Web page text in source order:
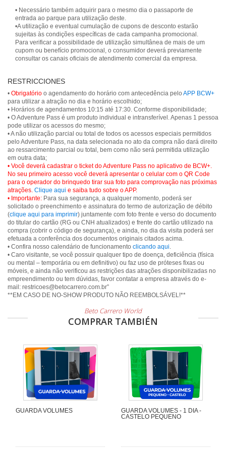
• Necessário também adquirir para o mesmo dia o passaporte de
entrada ao parque para utilização deste.
•A utilização e eventual cumulação de cupons de desconto estarão
sujeitas às condições específicas de cada campanha promocional.
Para verificar a possibilidade de utilização simultânea de mais de um
cupom ou benefício promocional, o consumidor deverá previamente
consultar os canais oficiais de atendimento comercial da empresa.
RESTRICCIONES
• Obrigatório o agendamento do horário com antecedência pelo APP BCW+
para utilizar a atração no dia e horário escolhido;
• Horários de agendamentos 10:15 até 17:30. Conforme disponibilidade;
• O Adventure Pass é um produto individual e intransferível. Apenas 1 pessoa
pode utilizar os acessos do mesmo;
• A não utilização parcial ou total de todos os acessos especiais permitidos
pelo Adventure Pass, na data selecionada no ato da compra não dará direito
ao ressarcimento parcial ou total, bem como não será permitida utilização
• Você deverá cadastrar o ticket do Adventure Pass no aplicativo de BCW+.
No seu primeiro acesso você deverá apresentar o celular com o QR Code
para o operador do brinquedo tirar sua foto para comprovação nas próximas
atrações. Clique aqui e saiba tudo sobre o APP.
• Importante: Para sua segurança, a qualquer momento, poderá ser
solicitado o preenchimento e assinatura do termo de autorização de débito
(clique aqui para imprimir) juntamente com foto frente e verso do documento
do titular do cartão (RG ou CNH atualizados) e frente do cartão utilizado na
compra (cobrir o código de segurança), e ainda, no dia da visita poderá ser
efetuada a conferência dos documentos originais citados acima.
• Confira nosso calendário de funcionamento clicando aqui.
• Caro visitante, se você possuir qualquer tipo de doença, deficiência (física
ou mental – temporária ou em definitivo) ou faz uso de próteses fixas ou
móveis, e ainda não verificou as restrições das atrações disponibilizadas no
empreendimento ou tem dúvidas, favor contatar a empresa através do e-
mail: restricoes@betocarrero.com.br”
Beto Carrero World
COMPRAR TAMBIÉN
GUARDA VOLUMES
GUARDA VOLUMES - 1 DIA -
CASTELO PEQUENO